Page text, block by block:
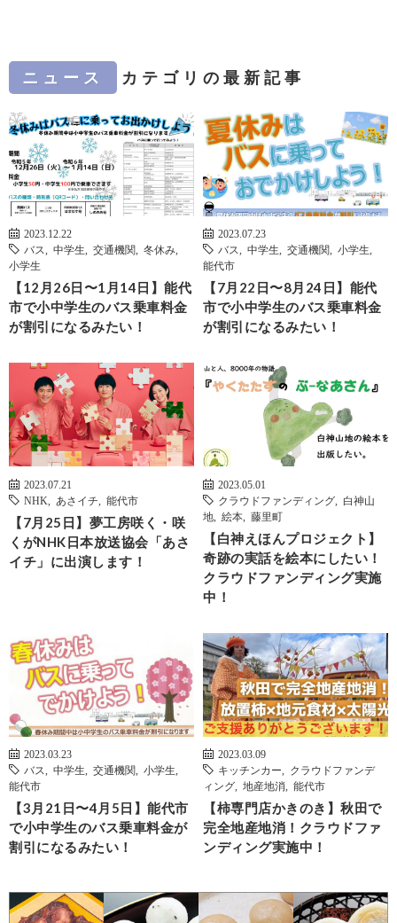
ニュース カテゴリの最新記事
2023.12.22
バス
中学生 交通機関 冬休み
小学生
【12月26日〜1月14日】能代
市で小中学生のバス乗車料金
が割引になるみたい！
2023.07.23
バス
中学生 交通機関 小学生
能代市
【7月22日〜8月24日】能代
市で小中学生のバス乗車料金
が割引になるみたい！
2023.07.21
NHK
あさイチ 能代市
【7月25日】夢工房咲く・咲
くがNHK日本放送協会「あさ
イチ」に出演します！
2023.05.01
クラウドファンディング
白神山
地
絵本 藤里町
【白神えほんプロジェクト】
奇跡の実話を絵本にしたい！
クラウドファンディング実施
中！
2023.03.23
バス
中学生 交通機関 小学生
能代市
【3月21日〜4月5日】能代市
で小中学生のバス乗車料金が
割引になるみたい！
2023.03.09
キッチンカー
クラウドファンデ
ィング
地産地消 能代市
【柿専門店かきのき】秋田で
完全地産地消！クラウドファ
ンディング実施中！